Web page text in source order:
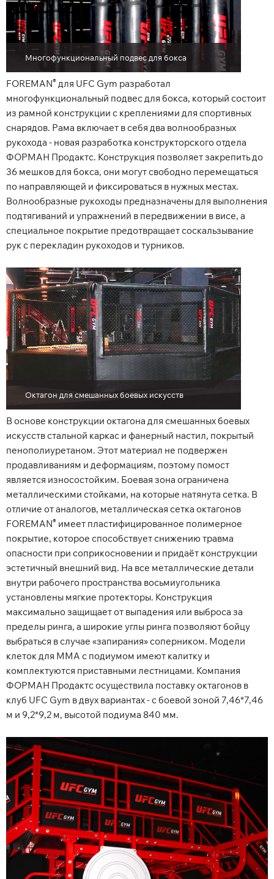
Многофункциональный подвес для бокса
FOREMAN® для UFC Gym разработал
многофункциональный подвес для бокса, который состоит
из рамной конструкции с креплениями для спортивных
снарядов. Рама включает в себя два волнообразных
рукохода - новая разработка конструкторского отдела
ФОРМАН Продактс. Конструкция позволяет закрепить до
36 мешков для бокса, они могут свободно перемещаться
по направляющей и фиксироваться в нужных местах.
Волнообразные рукоходы предназначены для выполнения
подтягиваний и упражнений в передвижении в висе, а
специальное покрытие предотвращает соскальзывание
рук с перекладин рукоходов и турников.
Октагон для смешанных боевых искусств
В основе конструкции октагона для смешанных боевых
искусств стальной каркас и фанерный настил, покрытый
пенополиуретаном. Этот материал не подвержен
продавливаниям и деформациям, поэтому помост
является износостойким. Боевая зона ограничена
металлическими стойками, на которые натянута сетка. В
отличие от аналогов, металлическая сетка октагонов
FOREMAN® имеет пластифицированное полимерное
покрытие, которое способствует снижению травма
опасности при соприкосновении и придаёт конструкции
эстетичный внешний вид. На все металлические детали
внутри рабочего пространства восьмиугольника
установлены мягкие протекторы. Конструкция
максимально защищает от выпадения или выброса за
пределы ринга, а широкие углы ринга позволяют бойцу
выбраться в случае «запирания» соперником. Модели
клеток для MMA с подиумом имеют калитку и
комплектуются приставными лестницами. Компания
ФОРМАН Продактс осуществила поставку октагонов в
клуб UFC Gym в двух вариантах - с боевой зоной 7,46*7,46
м и 9,2*9,2 м, высотой подиума 840 мм.